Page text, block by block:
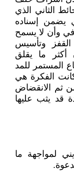
الثاني الذي
يضمن إسناده
وأن لا يسمح
وتأسيس
ما يقلق
المستمر للمد
الفكرة هي
ثم الانقضاض
قد يثب عليها
لمواجهة ما